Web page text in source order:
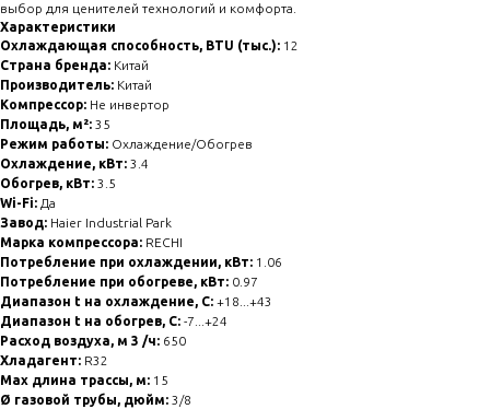
выбор для ценителей технологий и комфорта.
Характеристики
Охлаждающая способность, BTU (тыс.): 12
Страна бренда: Китай
Производитель: Китай
Компрессор: Не инвертор
Площадь, м²: 35
Режим работы: Охлаждение/Обогрев
Охлаждение, кВт: 3.4
Обогрев, кВт: 3.5
Wi-Fi: Да
Завод: Haier Industrial Park
Марка компрессора: RECHI
Потребление при охлаждении, кВт: 1.06
Потребление при обогреве, кВт: 0.97
Диапазон t на охлаждение, С: +18...+43
Диапазон t на обогрев, С: -7...+24
Расход воздуха, м 3 /ч: 650
Хладагент: R32
Max длина трассы, м: 15
Ø газовой трубы, дюйм: 3/8